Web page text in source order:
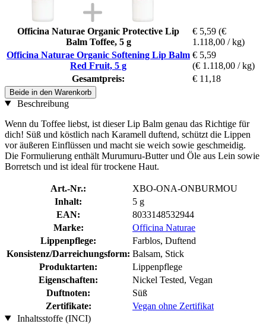
Officina Naturae Organic Protective Lip
Balm Toffee, 5 g
€ 5,59 (€
1.118,00 / kg)
Officina Naturae Organic Softening Lip Balm
Red Fruit, 5 g
€ 5,59
(€ 1.118,00 / kg)
Gesamtpreis:
€ 11,18
Beide in den Warenkorb
Beschreibung
Wenn du Toffee liebst, ist dieser Lip Balm genau das Richtige für
dich! Süß und köstlich nach Karamell duftend, schützt die Lippen
vor äußeren Einflüssen und macht sie weich sowie geschmeidig.
Die Formulierung enthält Murumuru-Butter und Öle aus Lein sowie
Borretsch und ist ideal für trockene Haut.
Art.-Nr.:
XBO-ONA-ONBURMOU
Inhalt:
5 g
EAN:
8033148532944
Marke:
Officina Naturae
Lippenpflege:
Farblos, Duftend
Konsistenz/Darreichungsform: Balsam, Stick
Produktarten:
Lippenpflege
Eigenschaften:
Nickel Tested, Vegan
Duftnoten:
Süß
Zertifikate:
Vegan ohne Zertifikat
Inhaltsstoffe (INCI)